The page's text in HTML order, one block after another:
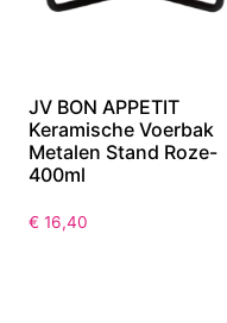
JV BON APPETIT
Keramische Voerbak
Metalen Stand Roze-
400ml
€ 16,40